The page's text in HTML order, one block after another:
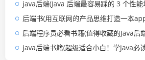
java后端(Java 后端最容易踩的 3 个性能坑
后端书(用互联网的产品思维打造一本
后端程序员必看书籍(值得收藏的Java后
java后端书籍(超级适合小白！学Java必